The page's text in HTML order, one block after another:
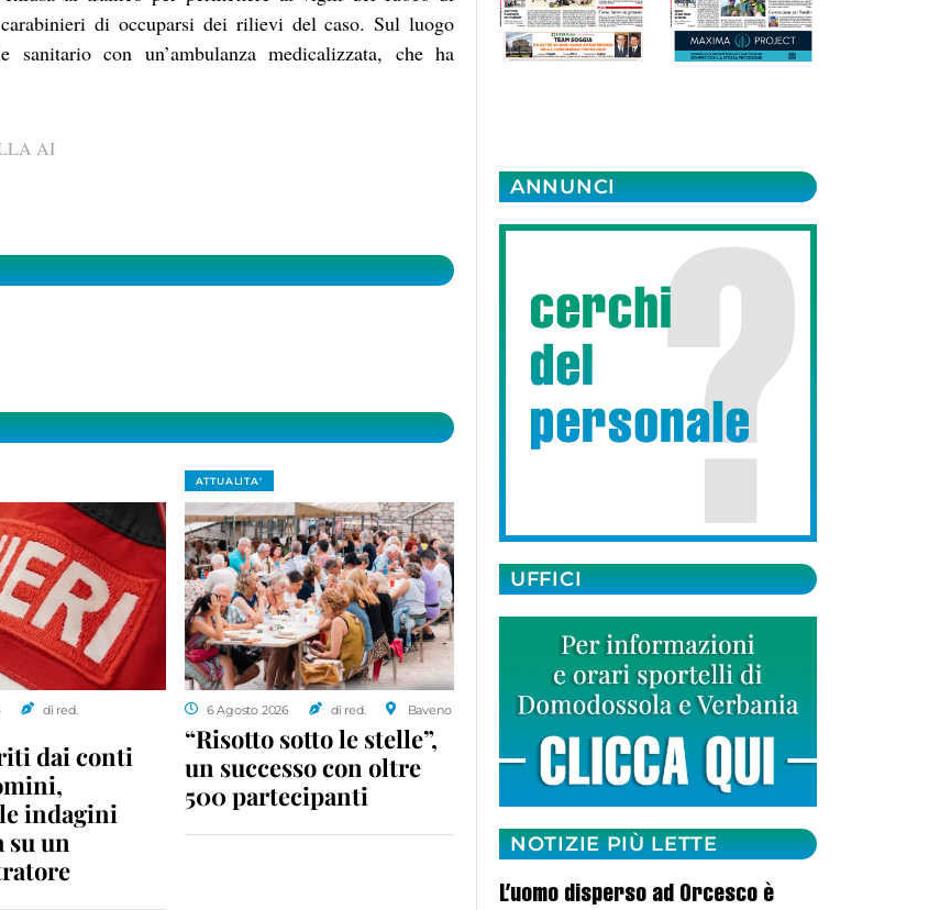
di occuparsi dei rilievi del caso. Sul luogo
sanitario con un’ambulanza medicalizzata, che ha
AI
di red.
dai conti
indagini
su un
ATTUALITA'
6 Agosto 2026 di red. Baveno
“Risotto sotto le stelle”,
un successo con oltre
500 partecipanti
ANNUNCI
UFFICI
NOTIZIE PIÙ LETTE
L’uomo disperso ad Orcesco è